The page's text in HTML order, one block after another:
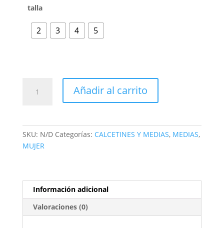
talla
2 3 4 5
Añadir al carrito
SKU: N/D Categorías: CALCETINES Y MEDIAS, MEDIAS,
MUJER
Información adicional
Valoraciones (0)